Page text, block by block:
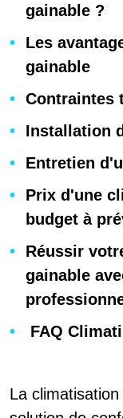
gainable ?
Les
gainable
Contraintes
Installation
Entretien
Prix d'une
budget à
Réussir
gainable
FAQ
La